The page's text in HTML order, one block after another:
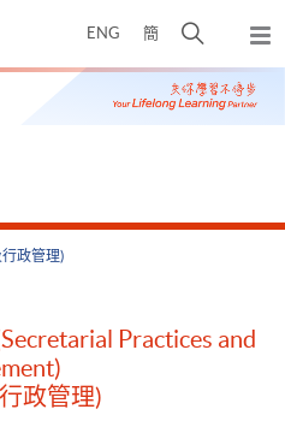
ENG 簡
開
搜
尋
彈
出
主
政管理)
Practices and
政管理)